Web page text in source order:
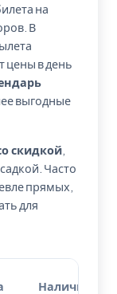
на
В
цены в день
выгодные
скидкой
Часто
прямых,
для
Наличие